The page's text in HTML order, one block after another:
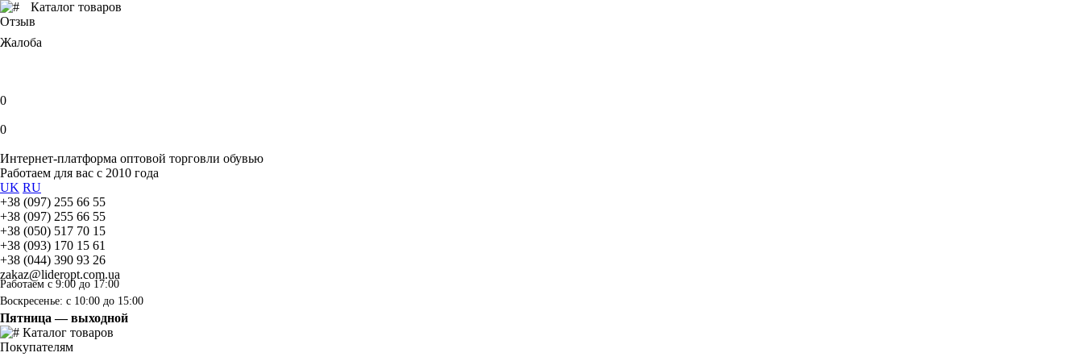
Каталог товаров
Отзыв
Жалоба
0
0
Интернет-платформа оптовой торговли обувью
Работаем для вас с 2010 года
UK RU
+38 (097) 255 66 55
+38 (097) 255 66 55
+38 (050) 517 70 15
+38 (093) 170 15 61
+38 (044) 390 93 26
zakaz@lideropt.com.ua
Работаем с 9:00 до 17:00
Воскресенье: с 10:00 до 15:00
Пятница — выходной
Каталог товаров
Покупателям